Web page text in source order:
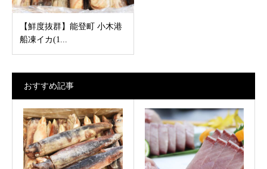
【鮮度抜群】能登町 小木港
船凍イカ(1...
おすすめ記事